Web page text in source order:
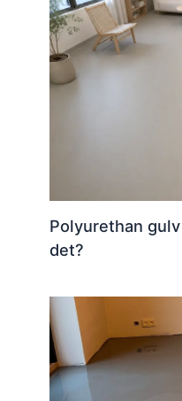
Polyurethan
det?